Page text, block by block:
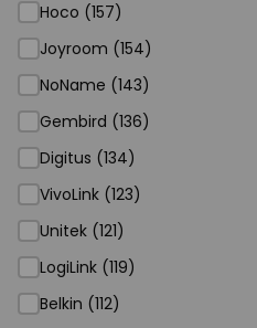
Hoco (157)
Joyroom (154)
NoName (143)
Gembird (136)
Digitus (134)
VivoLink (123)
Unitek (121)
LogiLink (119)
Belkin (112)